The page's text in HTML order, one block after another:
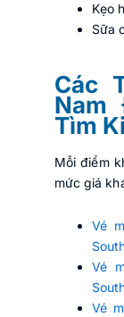
Kẹo
Sữa
Các
Nam
Tìm
Mỗi điểm
mức giá
Vé
Vé
Vé